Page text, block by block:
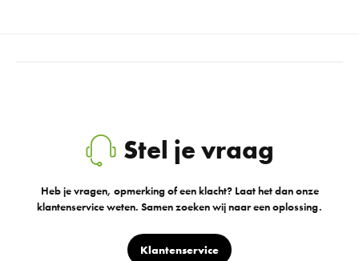
Stel je vraag
Heb je vragen, opmerking of een klacht? Laat het dan onze
klantenservice weten. Samen zoeken wij naar een oplossing.
Klantenservice